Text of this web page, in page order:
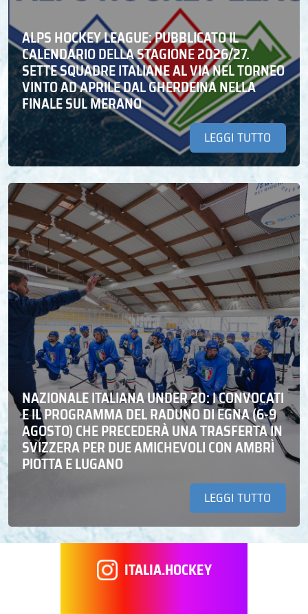
ALPS HOCKEY LEAGUE: PUBBLICATO IL
CALENDARIO DELLA STAGIONE 2026/27.
SETTE SQUADRE ITALIANE AL VIA NEL TORNEO
VINTO AD APRILE DAL GHERDEINA NELLA
FINALE SUL MERANO
LEGGI TUTTO
NAZIONALE ITALIANA UNDER 20: I CONVOCATI
E IL PROGRAMMA DEL RADUNO DI EGNA (6-9
AGOSTO) CHE PRECEDERÀ UNA TRASFERTA IN
SVIZZERA PER DUE AMICHEVOLI CON AMBRÌ
PIOTTA E LUGANO
LEGGI TUTTO
ITALIA.HOCKEY